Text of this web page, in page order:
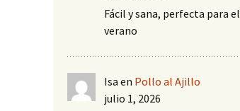
Fácil y sana, perfecta para el
verano
Isa en Pollo al Ajillo
julio 1, 2026